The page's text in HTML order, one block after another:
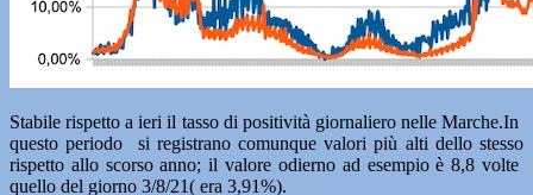
Stabile rispetto a ieri il tasso di positività giornaliero nelle Marche.In
questo periodo si registrano comunque valori più alti dello stesso
rispetto allo scorso anno; il valore odierno ad esempio è 8,8 volte
quello del giorno 3/8/21( era 3,91%).